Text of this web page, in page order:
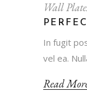
Wall
In fugit
vel ea.
Read